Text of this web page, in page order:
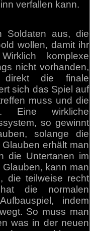
verfallen kann.
Soldaten aus, die
wollen, damit ihr
komplexe
nicht vorhanden,
direkt die finale
sich das Spiel auf
muss und die
Eine wirkliche
so gewinnt
solange die
erhält man
die Untertanen im
kann man
die teilweise recht
die normalen
indem
So muss man
was in der neuen